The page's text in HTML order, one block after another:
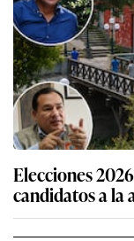
Elecciones
candidatos a la